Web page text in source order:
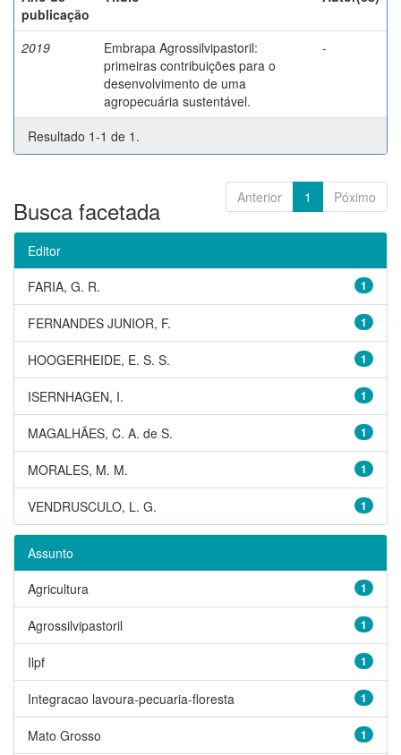
publicação
2019
Embrapa Agrossilvipastoril:
primeiras contribuições para o
desenvolvimento de uma
agropecuária sustentável.
-
Resultado 1-1 de 1.
Anterior 1 Póximo
Busca facetada
Editor
1
FARIA, G. R.
1
FERNANDES JUNIOR, F.
1
HOOGERHEIDE, E. S. S.
1
ISERNHAGEN, I.
1
MAGALHÃES, C. A. de S.
1
MORALES, M. M.
1
VENDRUSCULO, L. G.
Assunto
1
Agricultura
1
Agrossilvipastoril
1
Ilpf
1
Integracao lavoura-pecuaria-floresta
1
Mato Grosso